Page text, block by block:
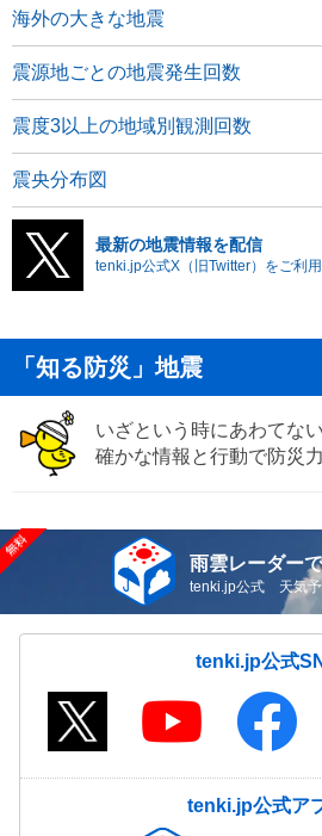
海外の大きな地震
震源地ごとの地震発生回数
震度3以上の地域別観測回数
震央分布図
最新の地震情報を配信
tenki.jp公式X（旧Twitter）をご利用
「知る防災」地震
いざという時にあわてな
確かな情報と行動で防災
雨雲レーダー
tenki.jp公式 天気予
tenki.jp公式
tenki.jp公式ア